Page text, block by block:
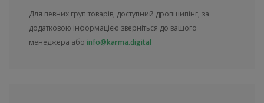
Для певних груп товарів, доступний дропшипінг, за
додатковою інформацією зверніться до вашого
менеджера або info@karma.digital